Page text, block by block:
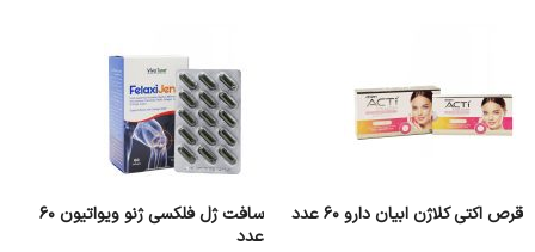
قرص اکتی کلاژن ابیان دارو 60 عدد
سافت ژل فلکسی ژنو ویواتیون 60
عدد